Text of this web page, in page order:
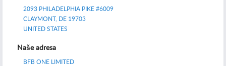
2093 PHILADELPHIA PIKE #6009
CLAYMONT, DE 19703
UNITED STATES
Naše adresa
BFB ONE LIMITED